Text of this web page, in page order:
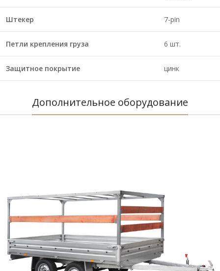
Штекер 7-pin
Петли крепления груза 6 шт.
Защитное покрытие цинк
Дополнительное оборудование